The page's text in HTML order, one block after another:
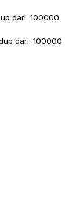
dari: 100000
dari: 100000